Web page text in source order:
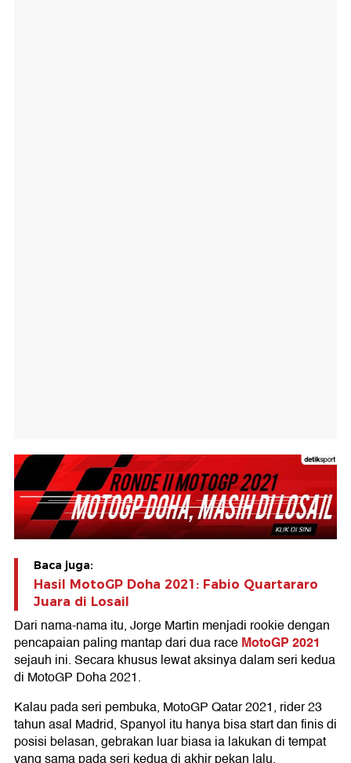
Baca juga:
Hasil MotoGP Doha 2021: Fabio Quartararo
Juara di Losail
Dari nama-nama itu, Jorge Martin menjadi rookie dengan
pencapaian paling mantap dari dua raceMotoGP 2021
sejauh ini. Secara khusus lewat aksinya dalam seri kedua
di MotoGP Doha 2021.
Kalau pada seri pembuka, MotoGP Qatar 2021, rider 23
tahun asal Madrid, Spanyol itu hanya bisa start dan finis di
posisi belasan, gebrakan luar biasa ia lakukan di tempat